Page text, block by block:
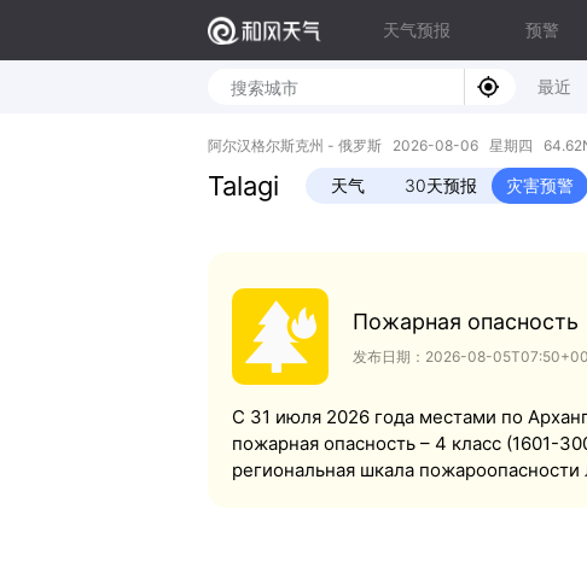
天气预报 预警
最近
阿尔汉格尔斯克州 - 俄罗斯 2026-08-06 星期四
Talagi 天气 30天预报 灾害预警
Пожарная опасность
发布日期：2026-08-
С 31 июля 2026 года местами по
пожарная опасность – 4 класс (1601-
региональная шкала пожароопасности